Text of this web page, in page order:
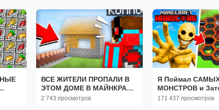
ВСЕ ЖИТЕЛИ ПРОПАЛИ В
ЭТОМ ДОМЕ В МАЙНКРАФТ
| Компот Minecraft
2 743 просмотров
Я Поймал
МОНСТРОВ и
ЗООПАРКЕ в
171 437 просмотров